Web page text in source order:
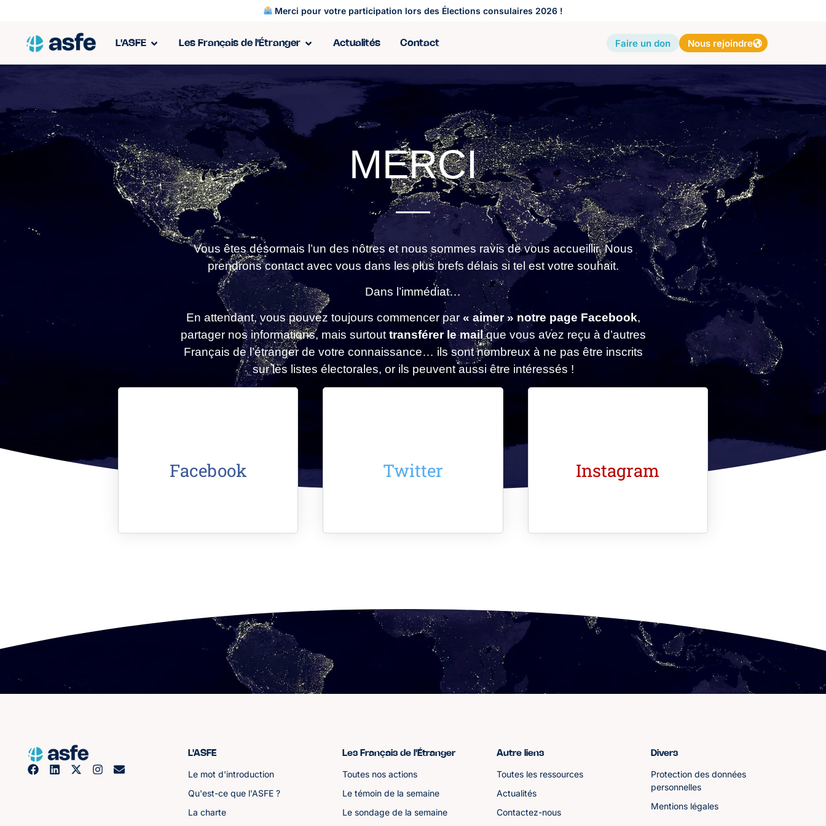
Merci pour votre participation lors des Élections consulaires 2026 !
L'ASFE Les Français de l'Étranger Actualités Contact Faire un don Nous rejoindre
MERCI
Vous êtes désormais l’un des nôtres et nous sommes ravis de vous accueillir. Nous
prendrons contact avec vous dans les plus brefs délais si tel est votre souhait.
Dans l’immédiat…
En attendant, vous pouvez toujours commencer par « aimer » notre page Facebook,
partager nos informations, mais surtouttransférer le mailque vous avez reçu à d’autres
Français de l’étranger de votre connaissance… ils sont nombreux à ne pas être inscrits
sur les listes électorales, or ils peuvent aussi être intéressés !
Facebook Twitter Instagram
L'ASFE
Le mot d'introduction
Qu'est-ce que l'ASFE ?
La charte
Les Français de l'Étranger
Toutes nos actions
Le témoin de la semaine
Le sondage de la semaine
Autre liens
Toutes les ressources
Actualités
Contactez-nous
Divers
Protection des données
personnelles
Mentions légales